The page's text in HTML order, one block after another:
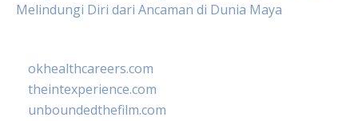
Melindungi Diri dari Ancaman di Dunia Maya
okhealthcareers.com
theintexperience.com
unboundedthefilm.com